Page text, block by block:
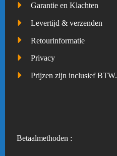
Garantie en Klachten
Levertijd & verzenden
Retourinformatie
Privacy
Prijzen zijn inclusief BTW.
Betaalmethoden :